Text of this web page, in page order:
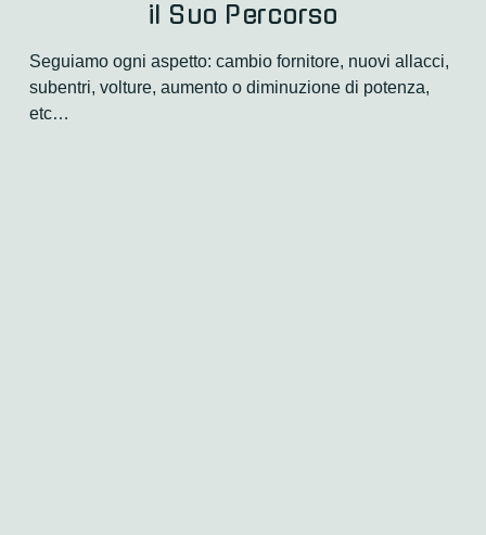
il Suo Percorso
Seguiamo ogni aspetto: cambio fornitore, nuovi allacci,
subentri, volture, aumento o diminuzione di potenza,
etc…